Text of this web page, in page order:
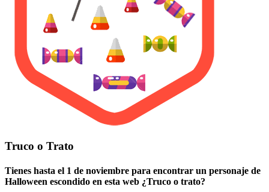
Truco o Trato
Tienes hasta el 1 de noviembre para encontrar un personaje de
Halloween escondido en esta web ¿Truco o trato?